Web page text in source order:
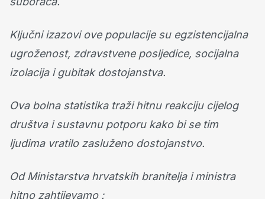
Ključni izazovi ove populacije su egzistencijalna
ugroženost, zdravstvene posljedice, socijalna
izolacija i gubitak dostojanstva.
Ova bolna statistika traži hitnu reakciju cijelog
društva i sustavnu potporu kako bi se tim
ljudima vratilo zasluženo dostojanstvo.
Od Ministarstva hrvatskih branitelja i ministra
hitno zahtijevamo :